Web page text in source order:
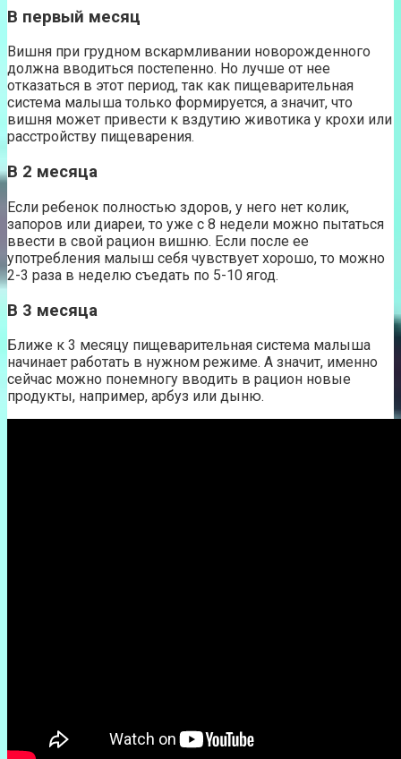
В первый месяц
Вишня при грудном вскармливании новорожденного
должна вводиться постепенно. Но лучше от нее
отказаться в этот период, так как пищеварительная
система малыша только формируется, а значит, что
вишня может привести к вздутию животика у крохи или
расстройству пищеварения.
В 2 месяца
Если ребенок полностью здоров, у него нет колик,
запоров или диареи, то уже с 8 недели можно пытаться
ввести в свой рацион вишню. Если после ее
употребления малыш себя чувствует хорошо, то можно
2-3 раза в неделю съедать по 5-10 ягод.
В 3 месяца
Ближе к 3 месяцу пищеварительная система малыша
начинает работать в нужном режиме. А значит, именно
сейчас можно понемногу вводить в рацион новые
продукты, например, арбуз или дыню.